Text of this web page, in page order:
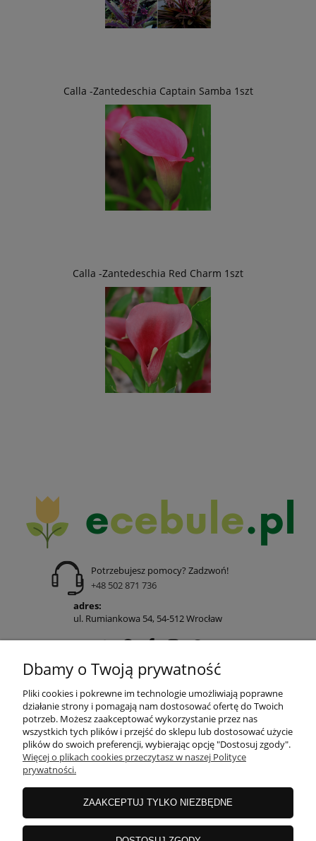
Calla -Zantedeschia Captain Samba 1szt
Calla -Zantedeschia Red Charm 1szt
Potrzebujesz pomocy? Zadzwoń!
+48 502 871 736
adres:
ul. Rumiankowa 54, 54-512 Wrocław
POMOC
MOJE KONTO
PŁATNOŚCI I DOSTAWA
INFORMACJE
Dbamy o Twoją prywatność
Pliki cookies i pokrewne im technologie umożliwiają poprawne
działanie strony i pomagają nam dostosować ofertę do Twoich
potrzeb. Możesz zaakceptować wykorzystanie przez nas
wszystkich tych plików i przejść do sklepu lub dostosować użycie
plików do swoich preferencji, wybierając opcję "Dostosuj zgody".
Więcej o plikach cookies przeczytasz w naszej Polityce
prywatności.
ZAAKCEPTUJ TYLKO NIEZBĘDNE